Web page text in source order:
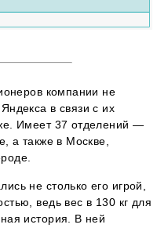
компании не
в связи с их
Имеет 37 отделений —
а также в Москве,
не столько его игрой,
ведь вес в 130 кг для
история. В ней